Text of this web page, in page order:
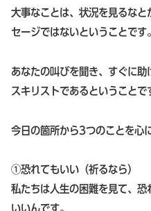
大事なことは、状況を見るな
セージではないということです。
あなたの叫びを聞き、すぐに
スキリストであるということで
今日の箇所から3つのことを心
①恐れてもいい（祈るなら）
私たちは人生の困難を見て、恐
いいんです。